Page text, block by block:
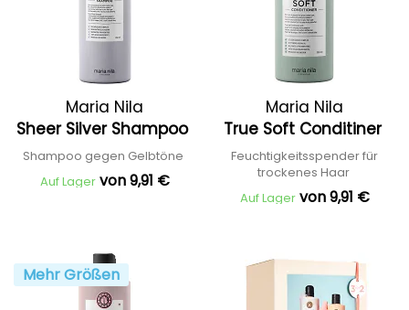
Maria Nila
Sheer Silver Shampoo
Shampoo gegen Gelbtöne
Auf Lager von 9,91 €
Maria Nila
True Soft Conditiner
Feuchtigkeitsspender für
trockenes Haar
Auf Lager von 9,91 €
Mehr Größen